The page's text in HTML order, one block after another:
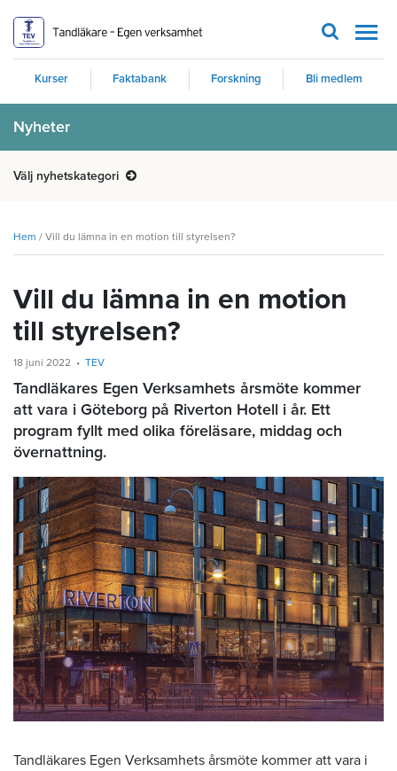
Kurser Faktabank Forskning Bli medlem
Nyheter
Välj nyhetskategori
Hem / Vill du lämna in en motion till styrelsen?
Vill du lämna in en motion
till styrelsen?
18 juni 2022 TEV
Tandläkares Egen Verksamhets årsmöte kommer
att vara i Göteborg på Riverton Hotell i år. Ett
program fyllt med olika föreläsare, middag och
övernattning.
Tandläkares Egen Verksamhets årsmöte kommer att vara i